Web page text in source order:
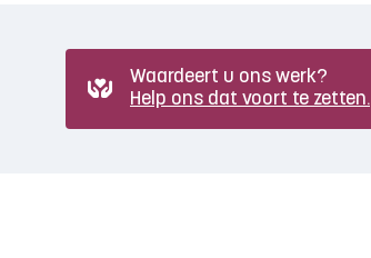
Waardeert u ons werk?
Help ons dat voort te zetten.